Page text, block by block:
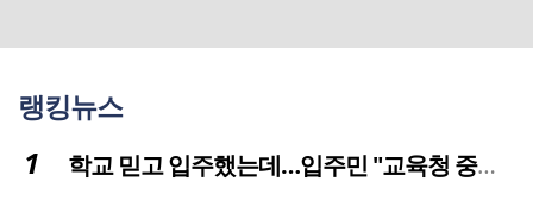
랭킹뉴스
학교 믿고 입주했는데…입주민 "교육청 중재 나서라"